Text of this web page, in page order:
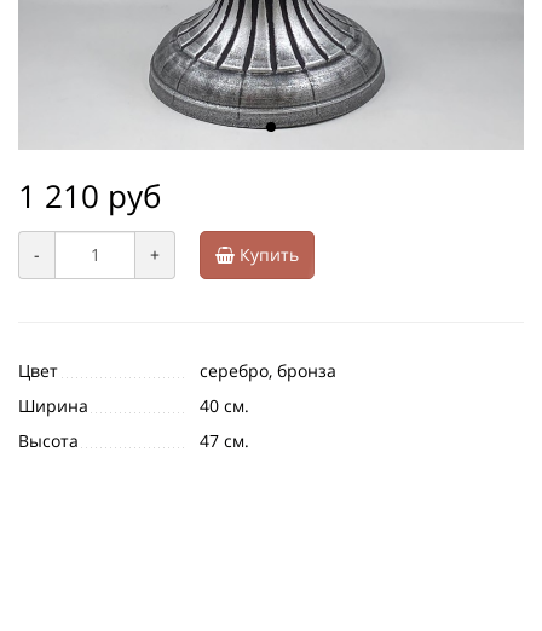
1 210 руб
- + Купить
Цвет
серебро, бронза
Ширина
40 см.
Высота
47 см.